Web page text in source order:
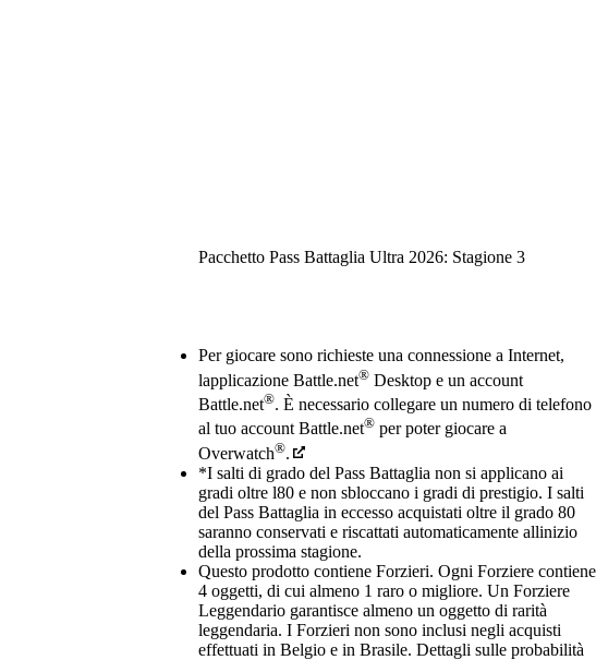
Pacchetto Pass Battaglia Ultra 2026: Stagione 3
Available actions
Per giocare sono richieste una connessione a Internet,
lapplicazione Battle.net® Desktop e un account
Battle.net®. È necessario collegare un numero di telefono
al tuo account Battle.net® per poter giocare a
Overwatch®.
*I salti di grado del Pass Battaglia non si applicano ai
gradi oltre l80 e non sbloccano i gradi di prestigio. I salti
del Pass Battaglia in eccesso acquistati oltre il grado 80
saranno conservati e riscattati automaticamente allinizio
della prossima stagione.
Questo prodotto contiene Forzieri. Ogni Forziere contiene
4 oggetti, di cui almeno 1 raro o migliore. Un Forziere
Leggendario garantisce almeno un oggetto di rarità
leggendaria. I Forzieri non sono inclusi negli acquisti
effettuati in Belgio e in Brasile. Dettagli sulle probabilità